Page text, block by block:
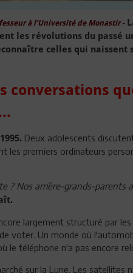
à l’Université de Monastir -
les révolutions du passé
celles qui naissent
conversations
Deux adolescents
les premiers ordinateurs
? Nos arrière-grands-parents
largement structuré par
voter. Un monde où
le téléphone n'a pas encore
sur la Lune. Les